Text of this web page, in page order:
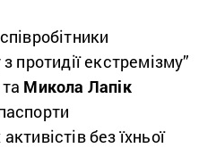
протидії екстремізму”
та Микола Лапік
без їхньої